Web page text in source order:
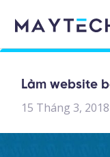
Làm website
15 Tháng 3, 2018